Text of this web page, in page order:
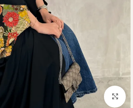
Click to enlarge